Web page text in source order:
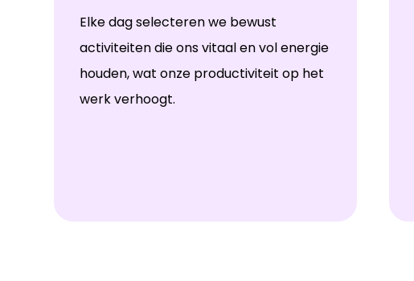
Elke dag selecteren we bewust
activiteiten die ons vitaal en vol energie
houden, wat onze productiviteit op het
werk verhoogt.